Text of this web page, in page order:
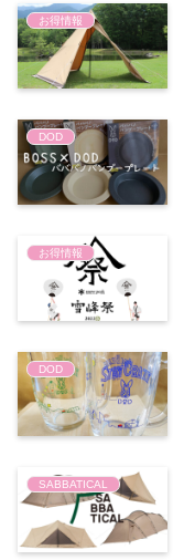
お得情報
DOD
お得情報
DOD
SABBATICAL